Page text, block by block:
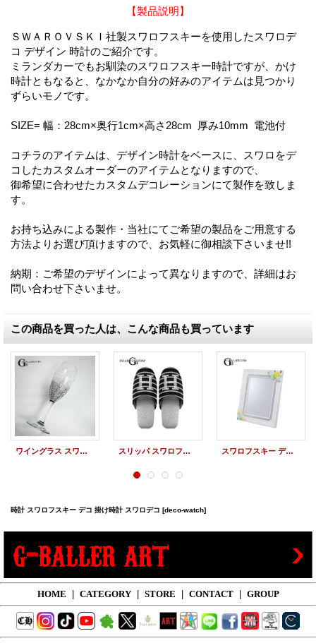
【製品説明】
ＳＷＡＲＯＶＳＫＩ社製スワロフスキーを使用したスワロデ
コ デザイン 時計のご紹介です。
ミランダカーでもお馴染のスワロフスキー時計ですが、かけ
時計ともなると、なかなか自分の好みのアイテムは見つかり
ずらいモノです。
SIZE= 幅：28cm×奥行1cm×高さ28cm 厚み10mm 電池付
コチラのアイテムは、デザイン時計をベースに、スワロをデ
コしたカスタムオーダーのアイテムとなりますので、
御希望に合わせたカスタムデコレーションにて製作を致しま
す。
お持ち込みによる製作・当社にてご希望の製品をご用意する
方法よりお選び頂けますので、お気軽に御相談下さいませ!!
納期：ご希望のデザインによって異なりますので、詳細はお
問い合わせ下さいませ。
この商品を買った人は、こんな商品も買っています
ワイングラス スワロフスキー スワロデコ オーダー スリッパ スワロフスキー スワロデコ デザイン 小物 スワロフスキー デコ 鏡 デザイン スワロデコ
時計 スワロフスキー デコ 掛け時計 スワロデコ [deco-watch]
HOME | CATEGORY | STORE | CONTACT | GROUP